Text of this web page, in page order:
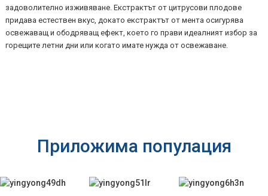
задоволително изживяване. Екстрактът от цитрусови плодове
придава естествен вкус, докато екстрактът от мента осигурява
освежаващ и ободряващ ефект, което го прави идеалният избор за
горещите летни дни или когато имате нужда от освежаване.
Приложима популация